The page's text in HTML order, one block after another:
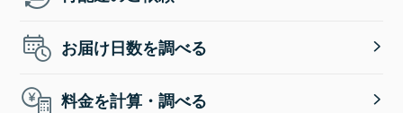
お届け日数を調べる
料金を計算・調べる